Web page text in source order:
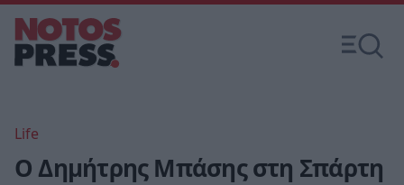
Life
Ο Δημήτρης Μπάσης στη Σπάρτη